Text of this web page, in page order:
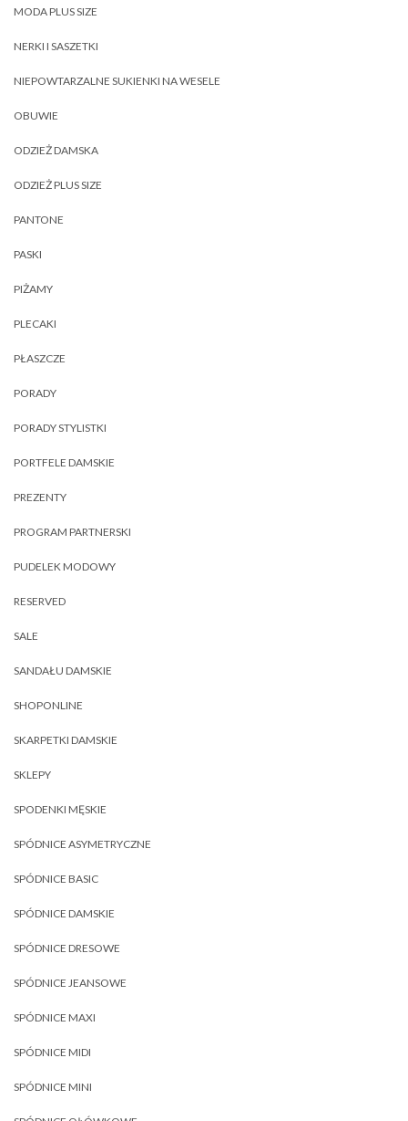
MODA PLUS SIZE
NERKI I SASZETKI
NIEPOWTARZALNE SUKIENKI NA WESELE
OBUWIE
ODZIEŻ DAMSKA
ODZIEŻ PLUS SIZE
PANTONE
PASKI
PIŻAMY
PLECAKI
PŁASZCZE
PORADY
PORADY STYLISTKI
PORTFELE DAMSKIE
PREZENTY
PROGRAM PARTNERSKI
PUDELEK MODOWY
RESERVED
SALE
SANDAŁU DAMSKIE
SHOPONLINE
SKARPETKI DAMSKIE
SKLEPY
SPODENKI MĘSKIE
SPÓDNICE ASYMETRYCZNE
SPÓDNICE BASIC
SPÓDNICE DAMSKIE
SPÓDNICE DRESOWE
SPÓDNICE JEANSOWE
SPÓDNICE MAXI
SPÓDNICE MIDI
SPÓDNICE MINI